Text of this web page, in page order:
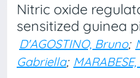
Nitric oxide
sensitized guinea
D'AGOSTINO, Bruno;
Gabriella;